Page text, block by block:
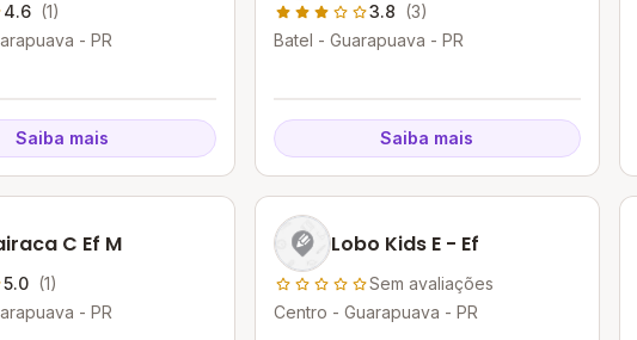
4.6 (1)
- PR
Saiba mais
3.8 (3)
Batel - Guarapuava - PR
Saiba mais
C Ef M
5.0 (1)
- PR
Lobo Kids E - Ef
Sem avaliações
Centro - Guarapuava - PR